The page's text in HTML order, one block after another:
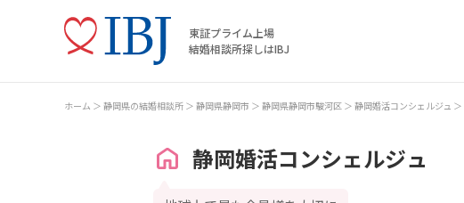
東証プライム上場
結婚相談所探しはIBJ
ホーム 静岡県の結婚相談所 静岡県静岡市 静岡県静岡市駿河区 静岡婚活コンシェルジュ
静岡婚活コンシェルジュ